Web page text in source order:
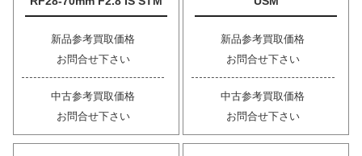
新品参考買取価格
お問合せ下さい
中古参考買取価格
お問合せ下さい
新品参考買取価格
お問合せ下さい
中古参考買取価格
お問合せ下さい